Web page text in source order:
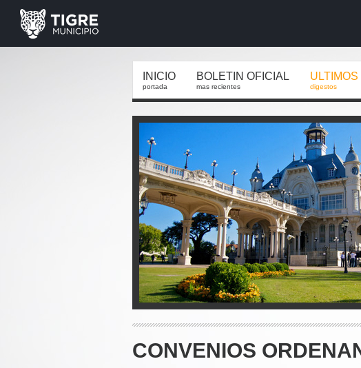
INICIO
portada
BOLETIN OFICIAL
mas recientes
ULTIMOS
digestos
CONVENIOS